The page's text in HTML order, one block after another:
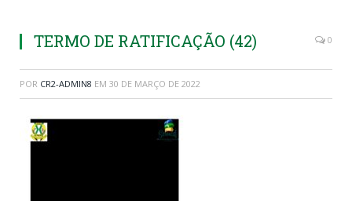
TERMO DE RATIFICAÇÃO (42) 0
POR CR2-ADMIN8 EM 30 DE MARÇO DE 2022